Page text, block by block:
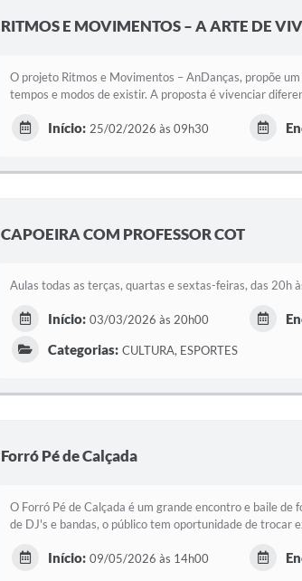
RITMOS E MOVIMENTOS – A ARTE DE
O projeto Ritmos e Movimentos – AnDanças, propõe
tempos e modos de existir. A proposta é vivenciar
Início: 25/02/2026 às 09h30
CAPOEIRA COM PROFESSOR COT
Aulas todas as terças, quartas e sextas-feiras, das 20h
Início: 03/03/2026 às 20h00
Categorias: CULTURA, ESPORTES
Forró Pé de Calçada
O Forró Pé de Calçada é um grande encontro e baile
de DJ's e bandas, o público tem oportunidade de trocar
Início: 09/05/2026 às 14h00